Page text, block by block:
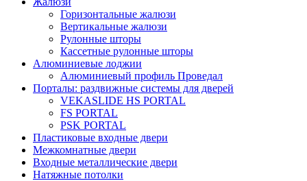
Горизонтальные жалюзи
Вертикальные жалюзи
Рулонные шторы
Кассетные рулонные шторы
Алюминиевые лоджии
Алюминиевый профиль Проведал
Порталы: раздвижные системы для дверей
VEKASLIDE HS PORTAL
FS PORTAL
PSK PORTAL
Пластиковые входные двери
Межкомнатные двери
Входные металлические двери
Натяжные потолки